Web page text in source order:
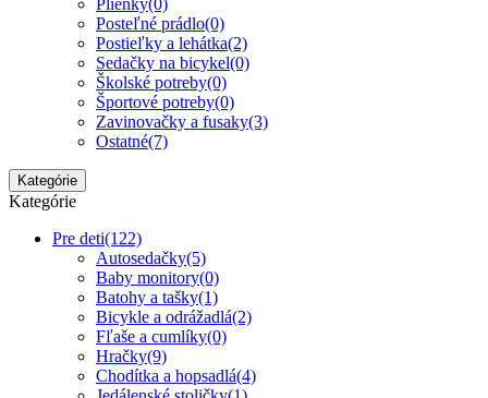
Plienky(0)
Posteľné prádlo(0)
Postieľky a lehátka(2)
Sedačky na bicykel(0)
Školské potreby(0)
Športové potreby(0)
Zavinovačky a fusaky(3)
Ostatné(7)
Kategórie
Kategórie
Pre deti(122)
Autosedačky(5)
Baby monitory(0)
Batohy a tašky(1)
Bicykle a odrážadlá(2)
Fľaše a cumlíky(0)
Hračky(9)
Chodítka a hopsadlá(4)